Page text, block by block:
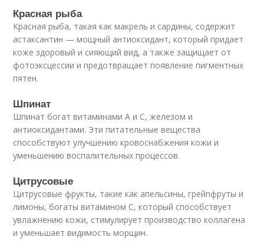
Красная рыба
Красная рыба, такая как макрель и сардины, содержит
астаксантин — мощный антиоксидант, который придает
коже здоровый и сияющий вид, а также защищает от
фотоэксцессии и предотвращает появление пигментных
пятен.
Шпинат
Шпинат богат витаминами A и С, железом и
антиоксидантами. Эти питательные вещества
способствуют улучшению кровоснабжения кожи и
уменьшению воспалительных процессов.
Цитрусовые
Цитрусовые фрукты, такие как апельсины, грейпфруты и
лимоны, богаты витамином C, который способствует
увлажнению кожи, стимулирует производство коллагена
и уменьшает видимость морщин.